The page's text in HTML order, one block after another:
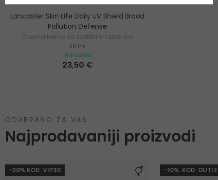
Lancaster Skin Life Daily UV Shield Broad
Pollution Defense
Dnevna krema sa zaštitnim faktorom
30 ml
Na zalihi
23,50 €
ODABRANO ZA VAS
Najprodavaniji proizvodi
-30% KOD: VIP30 -10%. KOD: